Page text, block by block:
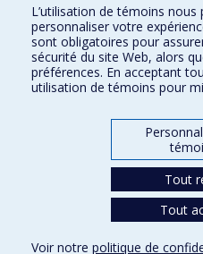
Nous trouver
Plan du site
Accessibilité
L’utilisation de témoins nous
personnaliser votre
sont obligatoires pour
sécurité du site Web, alors
préférences. En acceptant
utilisation de témoins pour
Tout
Tout
Voir notre politique de